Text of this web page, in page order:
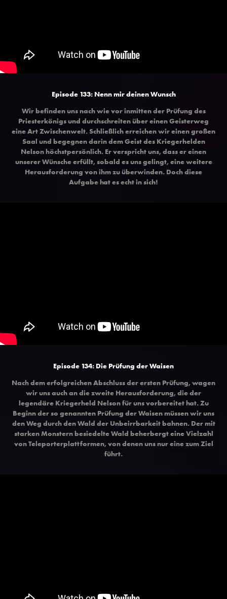
Episode 133: Nenn mir deinen Wunsch
Wir befinden uns nach wie vor inmitten der Prüfung des
Priesterkönigs und durchschreiten über einen Geisterweg
eine Art Zwischenwelt. Schließlich erreichen wir einen großen
Saal und begegnen darin dem Geist des Kriegerhelden
Nelson höchstpersönlich. Er verspricht uns, dass er einen
unserer Wünsche erfüllt, sobald es uns gelingt, eine weitere
Herausforderung von ihm zu überwinden. Doch diese
Aufgabe hat es echt in sich!
Episode 134: Die Prüfung der Waisen
Nach dem erfolgreichen Abschluss der ersten Prüfung, wagen
wir uns auch an die zweite Herausforderung, die der
legendäre Kriegerheld Nelson für uns vorbereitet hat. Zu
Beginn der so genannten Prüfung der Waisen müssen wir uns
den Weg durch den Wald der Unbeirrbarkeit bahnen. Der mit
starken Monstern besiedelte Wald beherbergt eine Vielzahl
von Teleporterplattformen, von denen uns nur eine zum Ziel
führt.